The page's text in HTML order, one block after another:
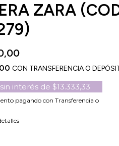
ZARA
CON TRANSFERENCIA O
interés de $13.333,33
pagando con Transferencia o